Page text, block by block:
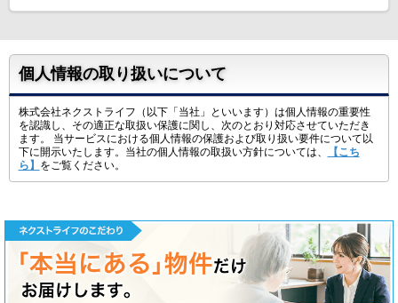
個人情報の取り扱いについて
株式会社ネクストライフ（以下「当社」といいます）は個人情報の重要性
を認識し、その適正な取扱い保護に関し、次のとおり対応させていただき
ます。 当サービスにおける個人情報の保護および取り扱い要件について以
下に開示いたします。当社の個人情報の取扱い方針については、
【こち
ら】
をご覧ください。